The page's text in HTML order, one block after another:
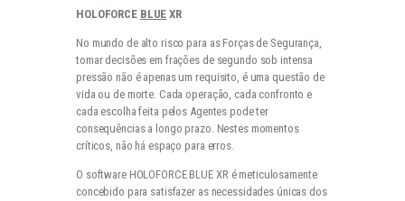
HOLOFORCE BLUE XR
No mundo de alto risco para as Forças de Segurança,
tomar decisões em frações de segundo sob intensa
pressão não é apenas um requisito, é uma questão de
vida ou de morte. Cada operação, cada confronto e
cada escolha feita pelos Agentes pode ter
consequências a longo prazo. Nestes momentos
críticos, não há espaço para erros.
O software HOLOFORCE BLUE XR é meticulosamente
concebido para satisfazer as necessidades únicas dos